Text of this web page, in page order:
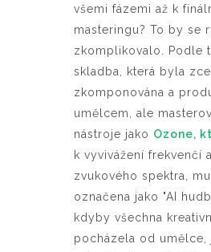
všemi fázemi až k
masteringu? To by se
zkomplikovalo. Podle
skladba, která byla
zkomponována a
umělcem, ale
nástroje jako Ozone,
k vyvivážení frekvenčí
zvukového spektra,
označena jako "AI
kdyby všechna
pocházela od umělce,